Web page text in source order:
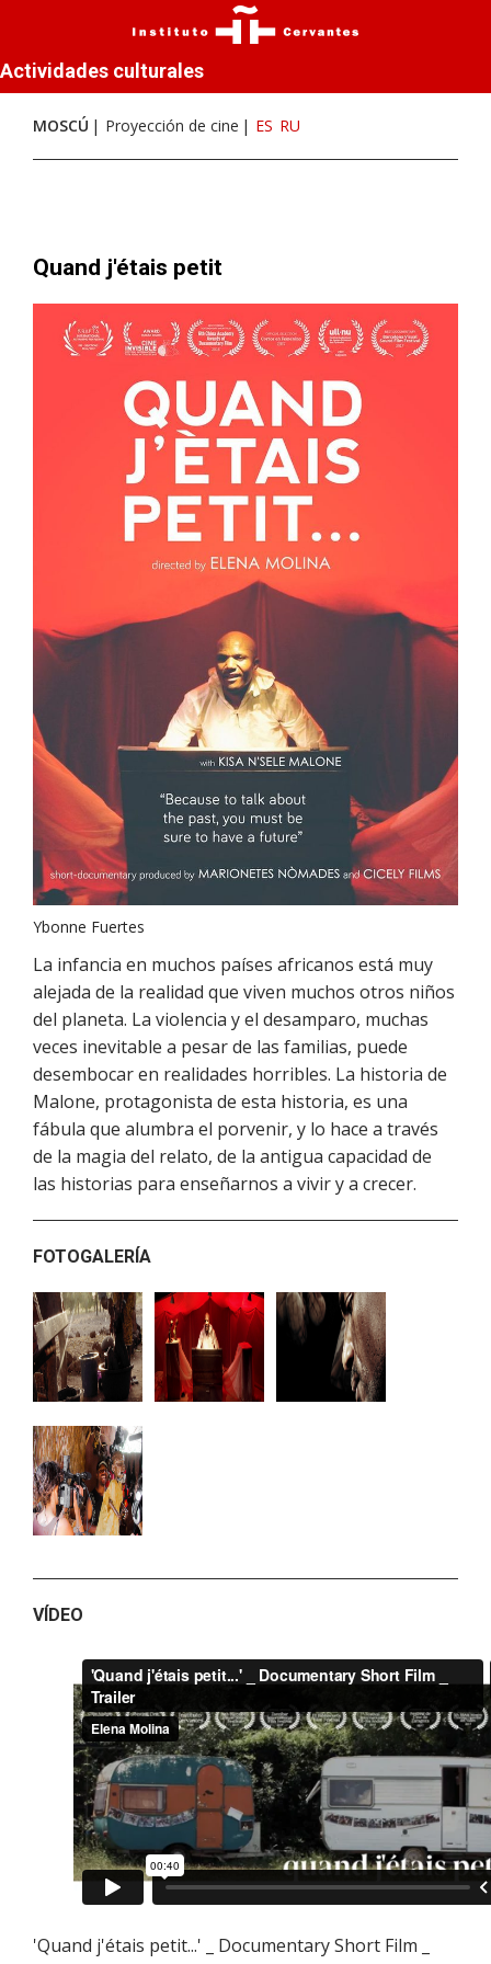
Actividades culturales
MOSCÚ Proyección de cine ES RU
Quand j'étais petit
Ybonne Fuertes
La infancia en muchos países africanos está muy
alejada de la realidad que viven muchos otros niños
del planeta. La violencia y el desamparo, muchas
veces inevitable a pesar de las familias, puede
desembocar en realidades horribles. La historia de
Malone, protagonista de esta historia, es una
fábula que alumbra el porvenir, y lo hace a través
de la magia del relato, de la antigua capacidad de
las historias para enseñarnos a vivir y a crecer.
FOTOGALERÍA
VÍDEO
'Quand j'étais petit...' _ Documentary Short Film _